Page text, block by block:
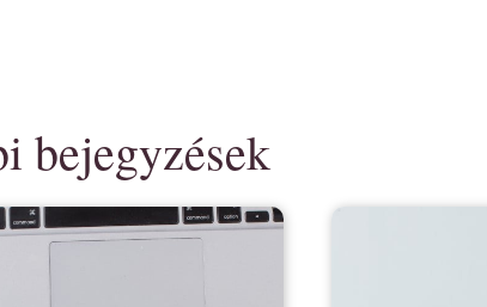
bejegyzések